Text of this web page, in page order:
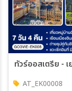
AT_EK00008